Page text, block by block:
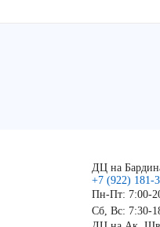
ДЦ на
+7 (922) 181-
Пн-Пт: 7:00-
Сб, Вс: 7:30-